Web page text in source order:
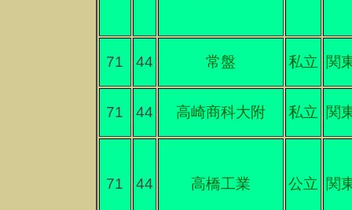
71 44 常盤 私立 関
71 44 高崎商科大附 私立 関
71 44 高橋工業 公立 関